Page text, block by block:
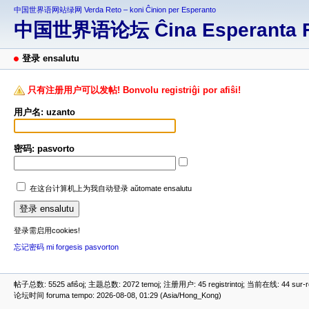
中国世界语网站绿网 Verda Reto – koni Ĉinion per Esperanto
中国世界语论坛 Ĉina Esperanta
登录 ensalutu
只有注册用户可以发帖! Bonvolu registriĝi por afiŝi!
用户名: uzanto
密码: pasvorto
在这台计算机上为我自动登录 aŭtomate ensalutu
登录需启用cookies!
忘记密码 mi forgesis pasvorton
帖子总数: 5525 afiŝoj; 主题总数: 2072 temoj; 注册用户: 45 registrintoj; 当前在线: 44
论坛时间 foruma tempo: 2026-08-08, 01:29 (Asia/Hong_Kong)